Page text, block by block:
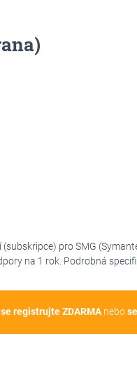
pro SMG
na 1 rok. Podrobná
se registrujte ZDARMAnebo